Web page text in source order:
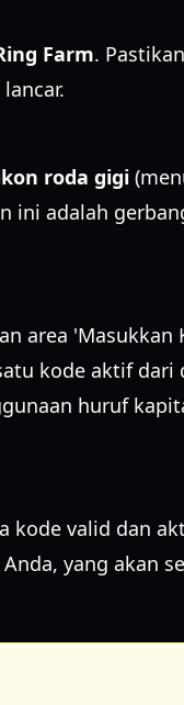
Farm.
roda gigi
ini adalah
area 'Masukkan
kode aktif dari
huruf
kode valid dan
yang akan